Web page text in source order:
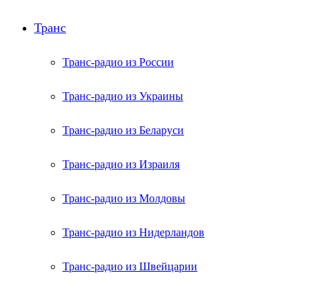
Транс
Транс-радио из России
Транс-радио из Украины
Транс-радио из Беларуси
Транс-радио из Израиля
Транс-радио из Молдовы
Транс-радио из Нидерландов
Транс-радио из Швейцарии